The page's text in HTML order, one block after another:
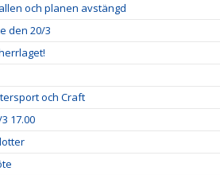
och planen avstängd
den 20/3
och Craft
17.00